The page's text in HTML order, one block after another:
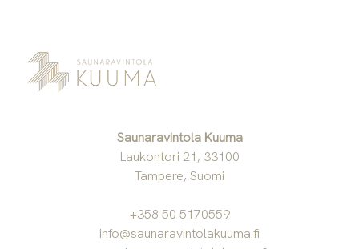
Saunaravintola Kuuma
Laukontori 21, 33100
Tampere, Suomi
+358 50 5170559
info@saunaravintolakuuma.fi